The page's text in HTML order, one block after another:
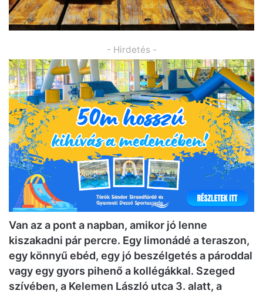
- Hirdetés -
Van az a pont a napban, amikor jó lenne
kiszakadni pár percre. Egy limonádé a teraszon,
egy könnyű ebéd, egy jó beszélgetés a pároddal
vagy egy gyors pihenő a kollégákkal. Szeged
szívében, a Kelemen László utca 3. alatt, a